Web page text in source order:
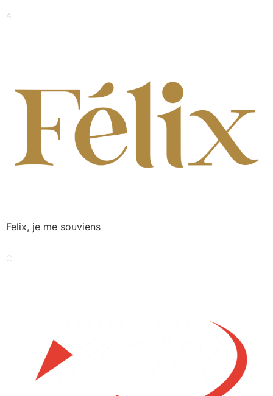
A
Felix, je me souviens
C